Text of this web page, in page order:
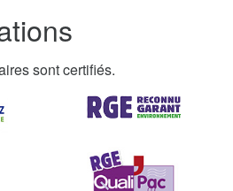
sont certifiés.